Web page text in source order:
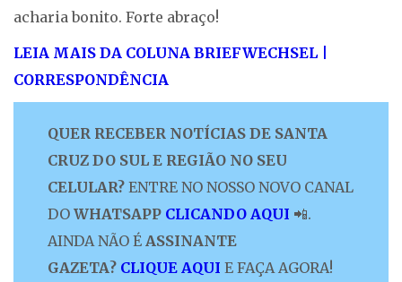
acharia bonito. Forte abraço!
LEIA MAIS DA COLUNA BRIEFWECHSEL |
CORRESPONDÊNCIA
QUER RECEBER NOTÍCIAS DE SANTA
CRUZ DO SUL E REGIÃO NO SEU
CELULAR? ENTRE NO NOSSO NOVO CANAL
DO WHATSAPP CLICANDO AQUI 📲.
AINDA NÃO É ASSINANTE
GAZETA? CLIQUE AQUI E FAÇA AGORA!